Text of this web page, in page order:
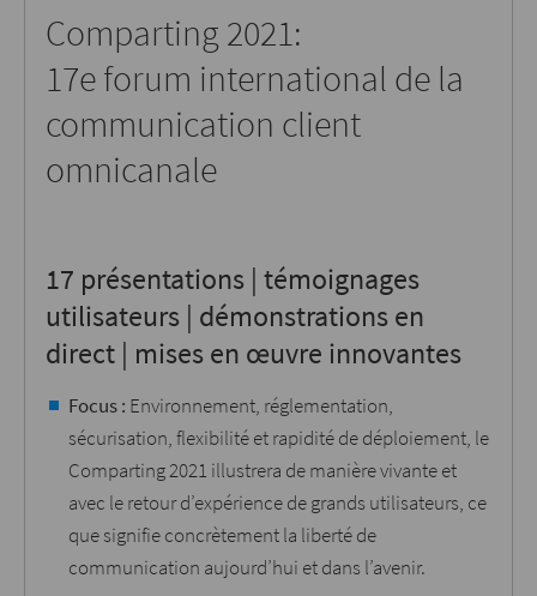
Comparting 2021:
17e forum international de la
communication client
omnicanale
17 présentations | témoignages
utilisateurs | démonstrations en
direct | mises en œuvre innovantes
Focus : Environnement, réglementation,
sécurisation, flexibilité et rapidité de déploiement, le
Comparting 2021 illustrera de manière vivante et
avec le retour d’expérience de grands utilisateurs, ce
que signifie concrètement la liberté de
communication aujourd’hui et dans l’avenir.